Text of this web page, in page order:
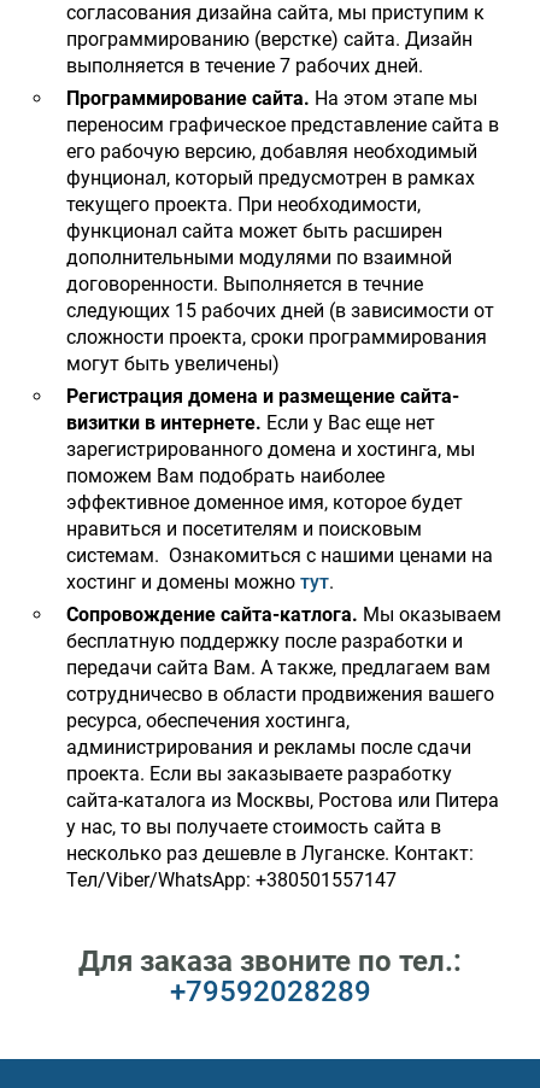
согласования дизайна сайта, мы приступим к
программированию (верстке) сайта. Дизайн
выполняется в течение 7 рабочих дней.
Программирование сайта. На этом этапе мы
переносим графическое представление сайта в
его рабочую версию, добавляя необходимый
фунционал, который предусмотрен в рамках
текущего проекта. При необходимости,
функционал сайта может быть расширен
дополнительными модулями по взаимной
договоренности. Выполняется в течние
следующих 15 рабочих дней (в зависимости от
сложности проекта, сроки программирования
могут быть увеличены)
Регистрация домена и размещение сайта-
визитки в интернете. Если у Вас еще нет
зарегистрированного домена и хостинга, мы
поможем Вам подобрать наиболее
эффективное доменное имя, которое будет
нравиться и посетителям и поисковым
системам. Ознакомиться с нашими ценами на
хостинг и домены можно тут.
Сопровождение сайта-катлога. Мы оказываем
бесплатную поддержку после разработки и
передачи сайта Вам. А также, предлагаем вам
сотрудничесво в области продвижения вашего
ресурса, обеспечения хостинга,
администрирования и рекламы после сдачи
проекта. Если вы заказываете разработку
сайта-каталога из Москвы, Ростова или Питера
у нас, то вы получаете стоимость сайта в
несколько раз дешевле в Луганске. Контакт:
Тел/Viber/WhatsApp: +380501557147
Для заказа звоните по тел.:
+79592028289